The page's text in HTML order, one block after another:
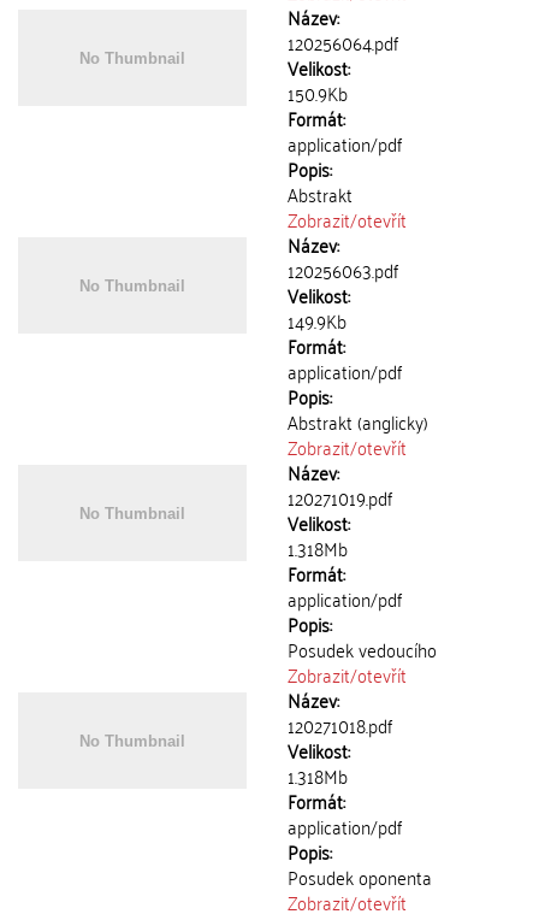
Název:
120256064.pdf
Velikost:
150.9Kb
Formát:
application/pdf
Popis:
Abstrakt
Zobrazit/otevřít
Název:
120256063.pdf
Velikost:
149.9Kb
Formát:
application/pdf
Popis:
Abstrakt (anglicky)
Zobrazit/otevřít
Název:
120271019.pdf
Velikost:
1.318Mb
Formát:
application/pdf
Popis:
Posudek vedoucího
Zobrazit/otevřít
Název:
120271018.pdf
Velikost:
1.318Mb
Formát:
application/pdf
Popis:
Posudek oponenta
Zobrazit/otevřít